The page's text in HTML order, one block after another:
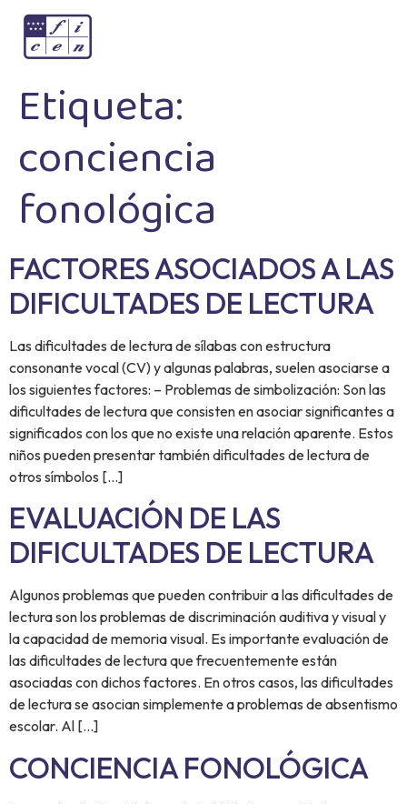
Etiqueta:
conciencia
fonológica
FACTORES ASOCIADOS A LAS
DIFICULTADES DE LECTURA
Las dificultades de lectura de sílabas con estructura
consonante vocal (CV) y algunas palabras, suelen asociarse a
los siguientes factores: – Problemas de simbolización: Son las
dificultades de lectura que consisten en asociar significantes a
significados con los que no existe una relación aparente. Estos
niños pueden presentar también dificultades de lectura de
otros símbolos […]
EVALUACIÓN DE LAS
DIFICULTADES DE LECTURA
Algunos problemas que pueden contribuir a las dificultades de
lectura son los problemas de discriminación auditiva y visual y
la capacidad de memoria visual. Es importante evaluación de
las dificultades de lectura que frecuentemente están
asociadas con dichos factores. En otros casos, las dificultades
de lectura se asocian simplemente a problemas de absentismo
escolar. Al […]
CONCIENCIA FONOLÓGICA